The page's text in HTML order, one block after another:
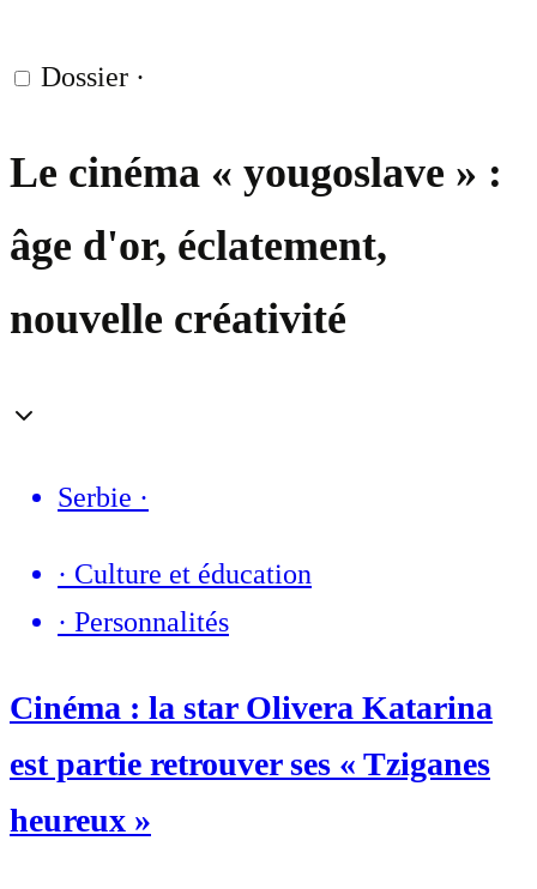
Dossier ·
Le cinéma « yougoslave » :
âge d'or, éclatement,
nouvelle créativité
Serbie ·
· Culture et éducation
· Personnalités
Cinéma : la star Olivera Katarina
est partie retrouver ses « Tziganes
heureux »